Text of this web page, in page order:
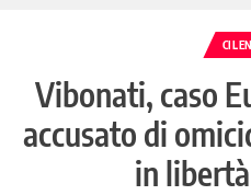
Vibonati, caso
accusato di
in